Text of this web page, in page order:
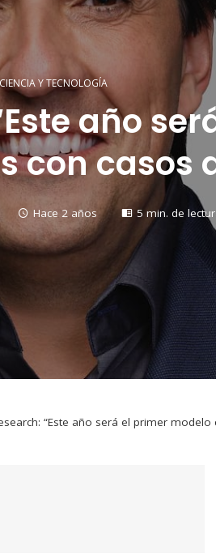
CIENCIA Y TECNOLOGÍA
año
con casos
Hace 2 años 5 min. de
“Este año será el primer